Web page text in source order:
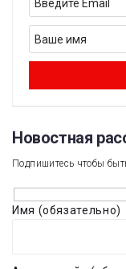
Новостная
Подпишитесь чтобы
Имя (обязательно)